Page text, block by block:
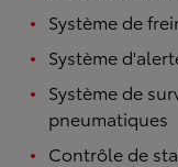
Système de
Système
Système de
pneumatiques
Contrôle de